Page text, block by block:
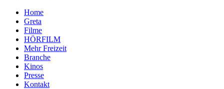
Home
Greta
Filme
HÖRFILM
Mehr Freizeit
Branche
Kinos
Presse
Kontakt